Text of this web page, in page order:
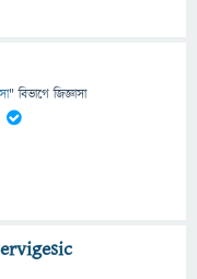
" বিভাগে জিজ্ঞাসা